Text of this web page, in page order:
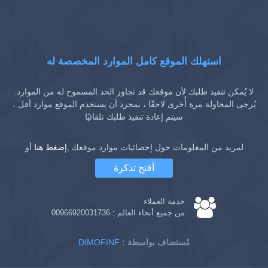
استهلك الموقع كامل الموارد المخصصة له
لا يُمكن تنفيذ طلبك لأن موقعك قد تجاوز الحد المسموح له من الموارد.
يُرجى المحاولة مرة أُخرى لاحقًا ، بمجرد أن يستخدم الموقع موارد أقل ،
سيتم إعادة تنفيذ طلبك تلقائيًا
لمزيد من المعلومات حول إحصائيات موارد موقعك ,إضغط هنا أو
أفتح تذكرة
خدمة العملاء
من جميع أنحاء العالم : 00966920031736
DIMOFINF : مُستضاف بواسطة